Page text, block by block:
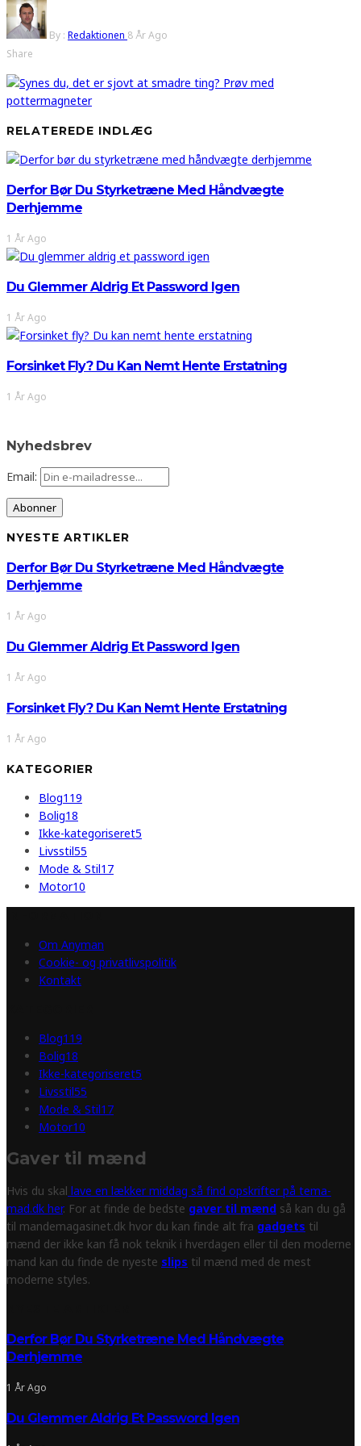
By : Redaktionen 8 År Ago
Share
RELATEREDE INDLÆG
Derfor Bør Du Styrketræne Med Håndvægte
Derhjemme
1 År Ago
Du Glemmer Aldrig Et Password Igen
1 År Ago
Forsinket Fly? Du Kan Nemt Hente Erstatning
1 År Ago
Nyhedsbrev
Email:
NYESTE ARTIKLER
Derfor Bør Du Styrketræne Med Håndvægte
Derhjemme
1 År Ago
Du Glemmer Aldrig Et Password Igen
1 År Ago
Forsinket Fly? Du Kan Nemt Hente Erstatning
1 År Ago
KATEGORIER
Blog119
Bolig18
Ikke-kategoriseret5
Livsstil55
Mode & Stil17
Motor10
Om Anyman
Cookie- og privatlivspolitik
Kontakt
Blog119
Bolig18
Ikke-kategoriseret5
Livsstil55
Mode & Stil17
Motor10
Gaver til mænd
Hvis du skal lave en lækker middag så find opskrifter på tema-
mad.dk her. For at finde de bedste gaver til mænd så kan du gå
til mandemagasinet.dk hvor du kan finde alt fra gadgets til
mænd der ikke kan få nok teknik i hverdagen eller til den moderne
mand kan du finde de nyeste slips til mænd med de mest
moderne styles.
Derfor Bør Du Styrketræne Med Håndvægte
Derhjemme
1 År Ago
Du Glemmer Aldrig Et Password Igen